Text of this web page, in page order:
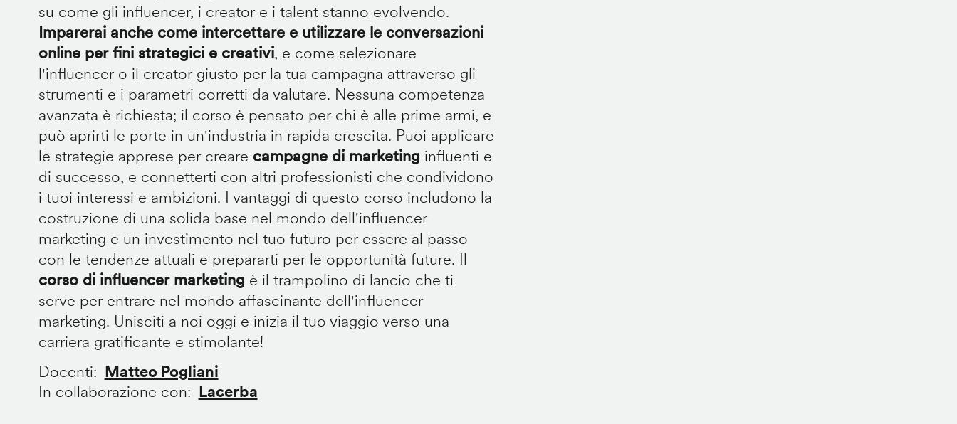
su come gli influencer, i creator e i talent stanno evolvendo.
Imparerai anche come intercettare e utilizzare le conversazioni
online per fini strategici e creativi, e come selezionare
l'influencer o il creator giusto per la tua campagna attraverso gli
strumenti e i parametri corretti da valutare. Nessuna competenza
avanzata è richiesta; il corso è pensato per chi è alle prime armi, e
può aprirti le porte in un'industria in rapida crescita. Puoi applicare
le strategie apprese per creare campagne di marketing influenti e
di successo, e connetterti con altri professionisti che condividono
i tuoi interessi e ambizioni. I vantaggi di questo corso includono la
costruzione di una solida base nel mondo dell'influencer
marketing e un investimento nel tuo futuro per essere al passo
con le tendenze attuali e prepararti per le opportunità future. Il
corso di influencer marketing è il trampolino di lancio che ti
serve per entrare nel mondo affascinante dell'influencer
marketing. Unisciti a noi oggi e inizia il tuo viaggio verso una
carriera gratificante e stimolante!
Docenti
Matteo Pogliani
In collaborazione con
Lacerba